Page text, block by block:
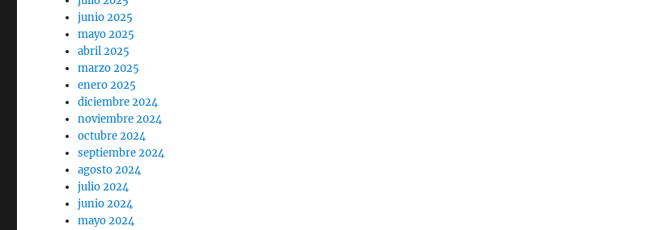
junio 2025
mayo 2025
abril 2025
marzo 2025
enero 2025
diciembre 2024
noviembre 2024
octubre 2024
septiembre 2024
agosto 2024
julio 2024
junio 2024
mayo 2024